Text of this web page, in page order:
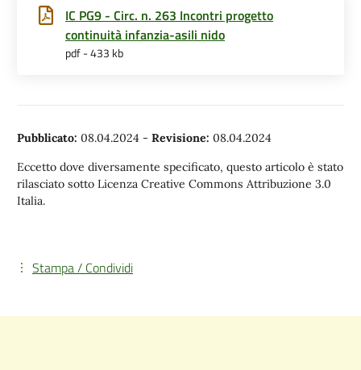
IC PG9 - Circ. n. 263 Incontri progetto
continuità infanzia-asili nido
pdf - 433 kb
Pubblicato: 08.04.2024 - Revisione: 08.04.2024
Eccetto dove diversamente specificato, questo articolo è stato
rilasciato sotto Licenza Creative Commons Attribuzione 3.0
Italia.
Stampa / Condividi